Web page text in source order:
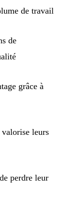
de travail
de
grâce à
leurs
perdre leur